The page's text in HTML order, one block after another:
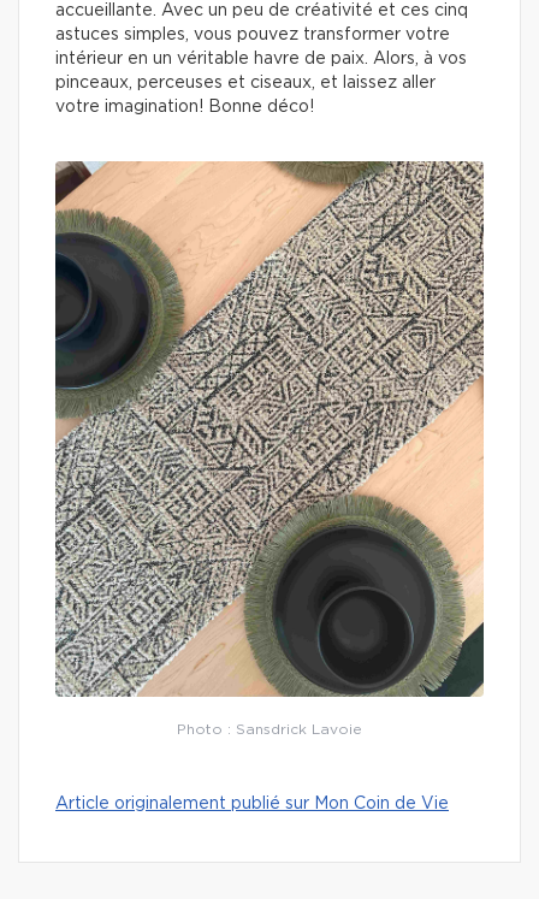
accueillante. Avec un peu de créativité et ces cinq
astuces simples, vous pouvez transformer votre
intérieur en un véritable havre de paix. Alors, à vos
pinceaux, perceuses et ciseaux, et laissez aller
votre imagination! Bonne déco!
Photo : Sansdrick Lavoie
Article originalement publié sur Mon Coin de Vie